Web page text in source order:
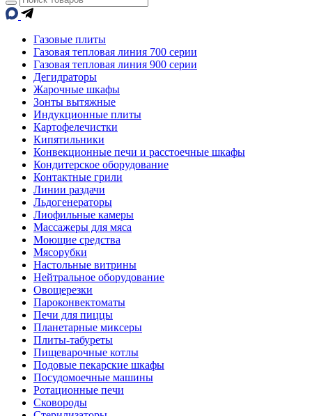
Газовые плиты
Газовая тепловая линия 700 серии
Газовая тепловая линия 900 серии
Дегидраторы
Жарочные шкафы
Зонты вытяжные
Индукционные плиты
Картофелечистки
Кипятильники
Конвекционные печи и расстоечные шкафы
Кондитерское оборудование
Контактные грили
Линии раздачи
Льдогенераторы
Лиофильные камеры
Массажеры для мяса
Моющие средства
Мясорубки
Настольные витрины
Нейтральное оборудование
Овощерезки
Пароконвектоматы
Печи для пиццы
Планетарные миксеры
Плиты-табуреты
Пищеварочные котлы
Подовые пекарские шкафы
Посудомоечные машины
Ротационные печи
Сковороды